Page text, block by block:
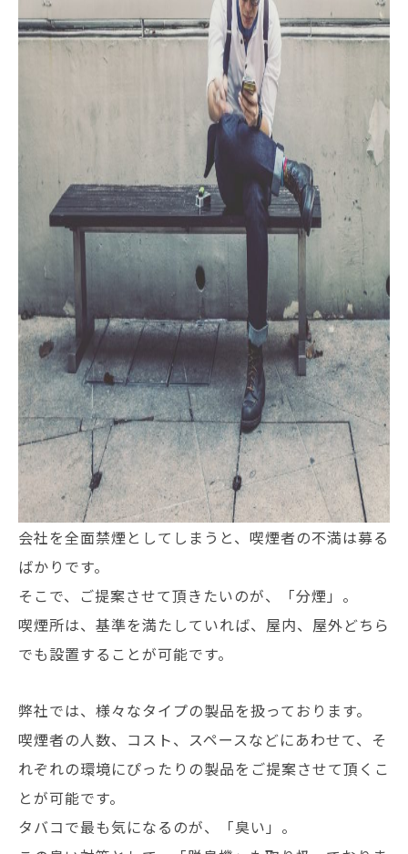
会社を全面禁煙としてしまうと、喫煙者の不満は募る
ばかりです。
そこで、ご提案させて頂きたいのが、「分煙」。
喫煙所は、基準を満たしていれば、屋内、屋外どちら
でも設置することが可能です。
弊社では、様々なタイプの製品を扱っております。
喫煙者の人数、コスト、スペースなどにあわせて、そ
れぞれの環境にぴったりの製品をご提案させて頂くこ
とが可能です。
タバコで最も気になるのが、「臭い」。